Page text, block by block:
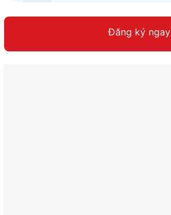
Đăng ký ngay